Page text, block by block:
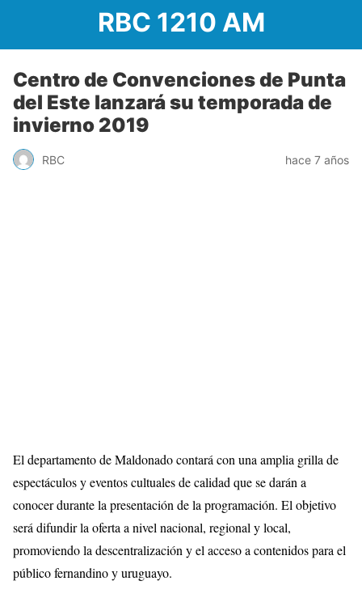
RBC 1210 AM
Centro de Convenciones de Punta
del Este lanzará su temporada de
invierno 2019
RBC hace 7 años
El departamento de Maldonado contará con una amplia grilla de
espectáculos y eventos cultuales de calidad que se darán a
conocer durante la presentación de la programación. El objetivo
será difundir la oferta a nivel nacional, regional y local,
promoviendo la descentralización y el acceso a contenidos para el
público fernandino y uruguayo.